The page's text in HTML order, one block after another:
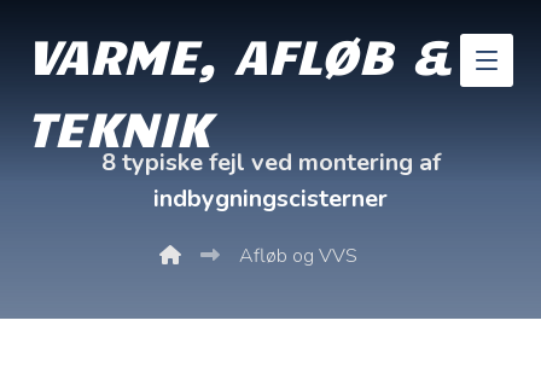
VARME, AFLØB &
TEKNIK
8 typiske fejl ved montering af
indbygningscisterner
Afløb og VVS